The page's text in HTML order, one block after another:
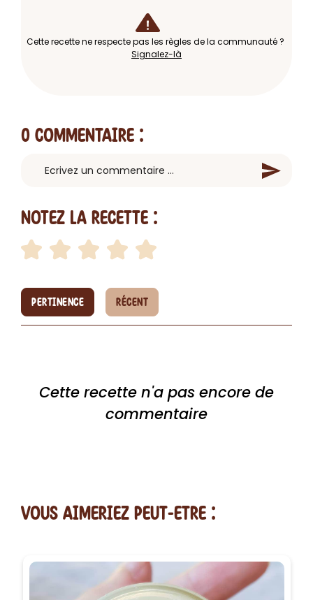
Cette recette ne respecte pas les règles de la communauté ?
Signalez-là
0 Commentaire :
Notez la recette :
PERTINENCE RÉCENT
Cette recette n'a pas encore de
commentaire
vous AIMERiEZ PEUT-ETRE :